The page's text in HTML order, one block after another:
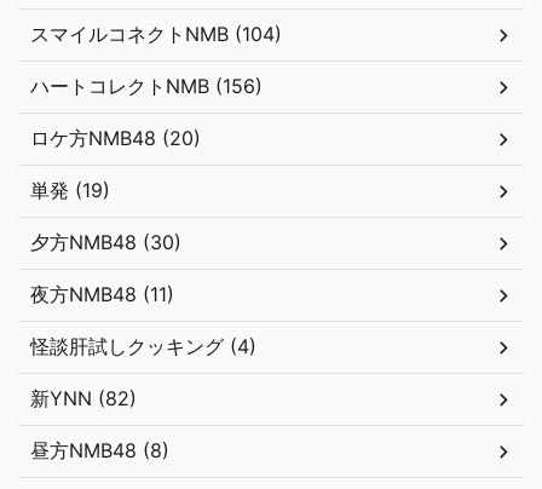
スマイルコネクトNMB (104)
ハートコレクトNMB (156)
ロケ方NMB48 (20)
単発 (19)
夕方NMB48 (30)
夜方NMB48 (11)
怪談肝試しクッキング (4)
新YNN (82)
昼方NMB48 (8)